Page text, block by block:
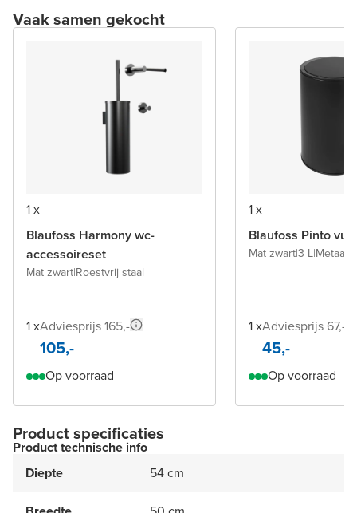
Vaak samen gekocht
1 x
Blaufoss Harmony wc-
accessoireset
Mat zwart|Roestvrij staal
1 xAdviesprijs 165,-
105,-
Op voorraad
1 x
Blaufoss Pinto
Mat zwart|3 L|Metaal
1 xAdviesprijs 67,-
45,-
Op voorraad
Product specificaties
Product technische info
Diepte
54 cm